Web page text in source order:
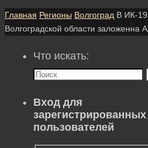
Главная Регионы Волгоград В ИК-
Волгоградской области заложенна
Что искать:
Вход для
зарегистрированных
пользователей